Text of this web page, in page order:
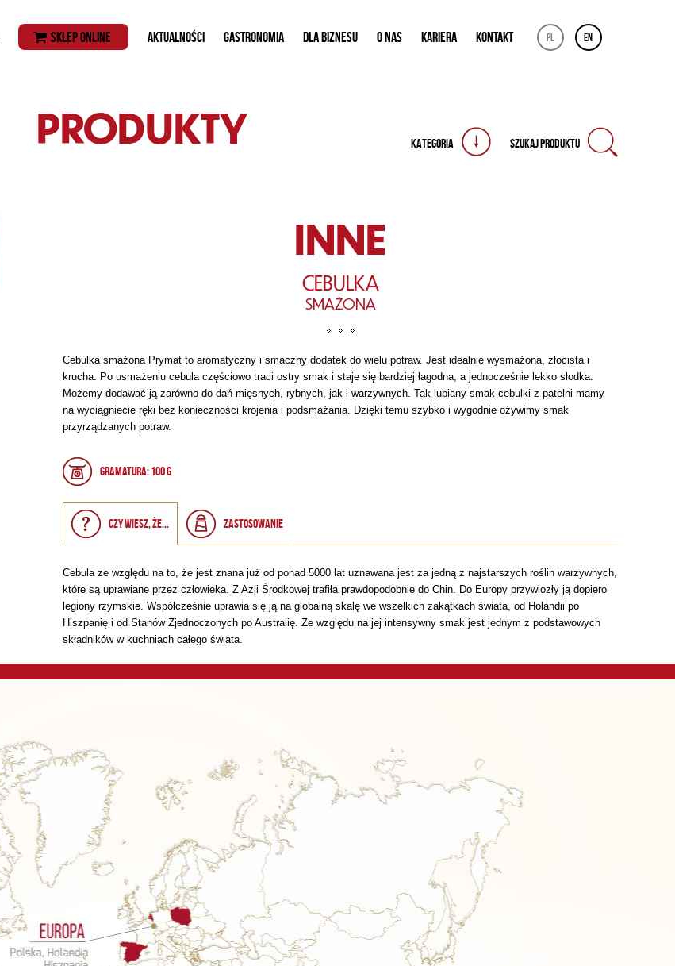
pl en
SKLEP ONLINE AKTUALNOŚCI GASTRONOMIA DLA BIZNESU O NAS KARIERA KONTAKT
PRODUKTY KATEGORIA SZUKAJ PRODUKTU
INNE
CEBULKA
SMAŻONA
Cebulka smażona Prymat to aromatyczny i smaczny dodatek do wielu potraw. Jest idealnie wysmażona, złocista i
krucha. Po usmażeniu cebula częściowo traci ostry smak i staje się bardziej łagodna, a jednocześnie lekko słodka.
Możemy dodawać ją zarówno do dań mięsnych, rybnych, jak i warzywnych. Tak lubiany smak cebulki z patelni mamy
na wyciągniecie ręki bez konieczności krojenia i podsmażania. Dzięki temu szybko i wygodnie ożywimy smak
przyrządzanych potraw.
Gramatura: 100 g
Czy wiesz, że... Zastosowanie
Cebula ze względu na to, że jest znana już od ponad 5000 lat uznawana jest za jedną z najstarszych roślin warzywnych,
które są uprawiane przez człowieka. Z Azji Środkowej trafiła prawdopodobnie do Chin. Do Europy przywiozły ją dopiero
legiony rzymskie. Współcześnie uprawia się ją na globalną skalę we wszelkich zakątkach świata, od Holandii po
Hiszpanię i od Stanów Zjednoczonych po Australię. Ze względu na jej intensywny smak jest jednym z podstawowych
składników w kuchniach całego świata.